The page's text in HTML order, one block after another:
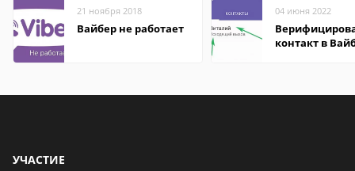
21 ноября 2018
Вайбер не работает
04 июня 2022
контакт в
УЧАСТИЕ